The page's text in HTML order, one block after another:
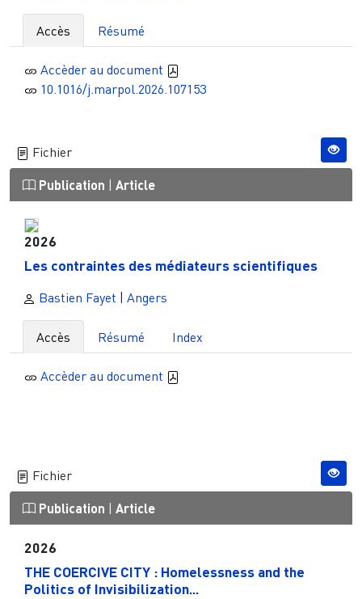
Accès Résumé
Accèder au document
10.1016/j.marpol.2026.107153
Fichier
Publication Article
2026
Les contraintes des médiateurs scientifiques
Bastien Fayet Angers
Accès Résumé Index
Accèder au document
Fichier
Publication Article
2026
THE COERCIVE CITY : Homelessness and the
Politics of Invisibilization...